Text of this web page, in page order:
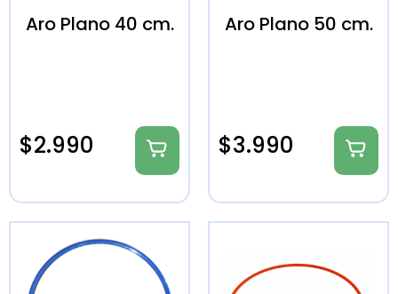
Aro Plano 40 cm.
$2.990
Aro Plano 50 cm.
$3.990